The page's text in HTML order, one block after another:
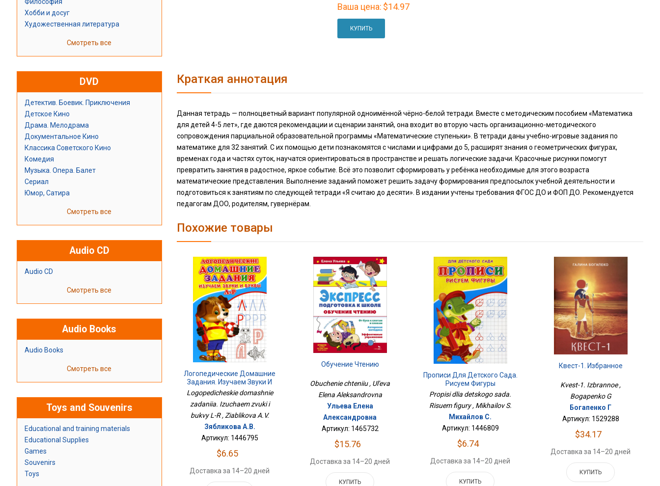
Хобби и досуг
Художественная литература
Смотреть все
DVD
Детектив. Боевик. Приключения
Детское Кино
Драма. Мелодрама
Документальное Кино
Классика Советского Кино
Комедия
Музыка. Опера. Балет
Сериал
Юмор, Сатира
Смотреть все
Audio CD
Audio CD
Смотреть все
Audio Books
Audio Books
Смотреть все
Toys and Souvenirs
Educational and training materials
Educational Supplies
Games
Souvenirs
Toys
Ваша цена: $14.97
КУПИТЬ
Краткая аннотация
Данная тетрадь — полноцветный вариант популярной одноимённой чёрно-белой тетради. Вместе с методическим пособием «Математика
для детей 4-5 лет», где даются рекомендации и сценарии занятий, она входит во вторую часть организационно-методического
сопровождения парциальной образовательной программы «Математические ступеньки». В тетради даны учебно-игровые задания по
математике для 32 занятий. С их помощью дети познакомятся с числами и цифрами до 5, расширят знания о геометрических фигурах,
временах года и частях суток, научатся ориентироваться в пространстве и решать логические задачи. Красочные рисунки помогут
превратить занятия в радостное, яркое событие. Всё это позволит сформировать у ребёнка необходимые для этого возраста
математические представления. Выполнение заданий поможет решить задачу формирования предпосылок учебной деятельности и
подготовиться к занятиям по следующей тетради «Я считаю до десяти». В издании учтены требования ФГОС ДО и ФОП ДО. Рекомендуется
педагогам ДОО, родителям, гувернёрам.
Похожие товары
Логопедические Домашние
Задания. Изучаем Звуки И
Буквы Л-Р
Logopedicheskie domashnie
zadaniia. Izuchaem zvuki i
bukvy L-R , Ziablikova A.V.
Зябликова А.В.
Артикул: 1446795
$6.65
Доставка за 14–20 дней
Обучение Чтению
Obuchenie chteniiu , Ul'eva
Elena Aleksandrovna
Ульева Елена
Александровна
Артикул: 1465732
$15.76
Доставка за 14–20 дней
КУПИТЬ
Прописи Для Детского Сада.
Рисуем Фигуры
Propisi dlia detskogo sada.
Risuem figury , Mikhailov S.
Михайлов С.
Артикул: 1446809
$6.74
Доставка за 14–20 дней
КУПИТЬ
Квест-1. Избранное
Kvest-1. Izbrannoe ,
Bogapenko G
Богапенко Г
Артикул: 1529288
$34.17
Доставка за 14–20 дней
КУПИТЬ